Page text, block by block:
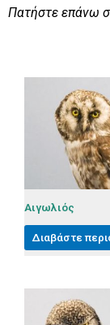
Πατήστε επάνω
Αιγωλιός
Διαβάστε